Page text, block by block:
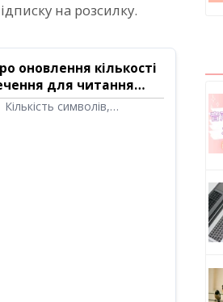
на розсилку.
оновлення кількості
для читання
символів,